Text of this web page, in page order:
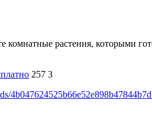
растения, которыми
257 3